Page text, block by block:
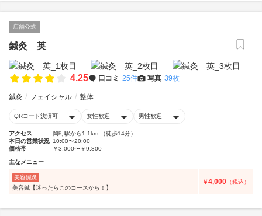
店舗公式
鍼灸 英
4.25 口コミ 25件 写真 39枚
鍼灸 フェイシャル 整体
QRコード決済可 女性歓迎 男性歓迎
アクセス
岡町駅から1.1km （徒歩14分）
本日の営業状況 10:00〜20:00
価格帯
￥3,000〜￥9,800
主なメニュー
美容鍼灸
美容鍼【迷ったらこのコースから！】
￥4,000 （税込）